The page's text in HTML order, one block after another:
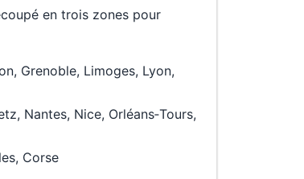
en trois zones pour
Grenoble, Limoges, Lyon,
Nantes, Nice, Orléans‑Tours,
Corse